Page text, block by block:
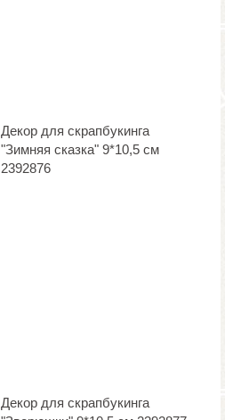
Декор для скрапбукинга
"Зимняя сказка" 9*10,5 см
2392876
Декор для скрапбукинга